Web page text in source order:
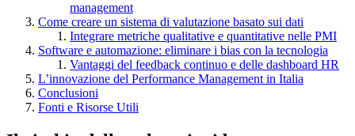
management
Come creare un sistema di valutazione basato sui dati
Integrare metriche qualitative e quantitative nelle PMI
Software e automazione: eliminare i bias con la tecnologia
Vantaggi del feedback continuo e delle dashboard HR
L’innovazione del Performance Management in Italia
Conclusioni
Fonti e Risorse Utili